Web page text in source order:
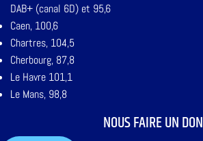
DAB+ (canal 6D) et 95,6
Caen, 100,6
Chartres, 104,5
Cherbourg, 87,8
Le Havre 101,1
Le Mans, 98,8
NOUS FAIRE UN DON